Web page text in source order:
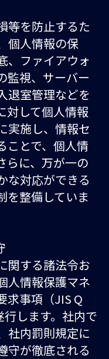
等を防止するた
個人情報の保
、ファイアウォ
監視、サーバー
退室管理などを
対して個人情報
実施し、情報セ
ことで、個人情
らに、万が一の
な対応ができる
を整備していま
関する諸法令お
人情報保護マネ
求事項（JIS Q
します。社内で
社内罰則規定に
守が徹底される